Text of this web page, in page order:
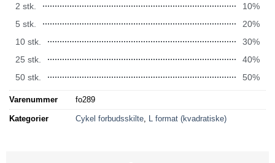
2 stk.
10%
5 stk.
20%
10 stk.
30%
25 stk.
40%
50 stk.
50%
Varenummer fo289
Kategorier Cykel forbudsskilte, L format (kvadratiske)